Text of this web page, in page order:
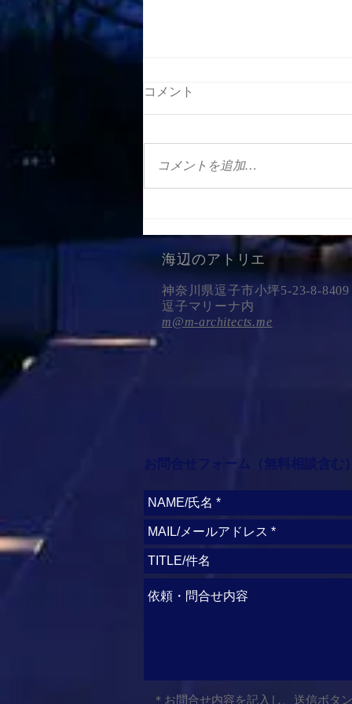
GOOD DESIGN賞を受賞
コメント
コメントを追加…
海辺のアトリエ
神奈川県逗子市小坪5-23-8-8409
逗子マリーナ内
m@m-architects.me
お問合せフォーム（無料相談含む
＊お問合せ内容を記入し、送信ボタ